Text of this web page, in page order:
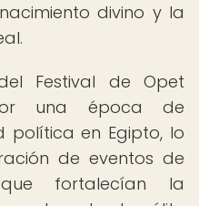
divino y la
Festival de Opet
una época de
política en Egipto, lo
de eventos de
fortalecían la